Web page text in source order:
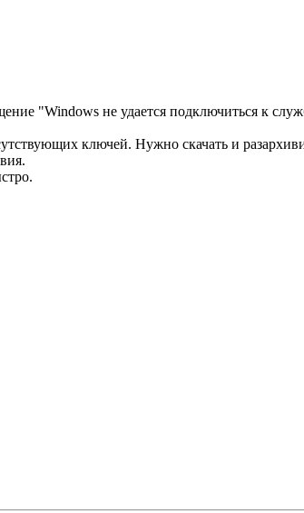
"Windows не удается подключиться к
ключей. Нужно скачать и